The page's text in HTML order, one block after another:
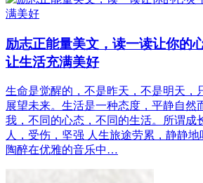
励志正能量美文，读一读让你的
让生活充满美好
生命是觉醒的，不是昨天，不是明天，
展望未来。生活是一种态度，平静自然
我，不同的心态，不同的生活。所谓成
人，受伤，坚强 人生旅途劳累，静静
陶醉在优雅的音乐中…